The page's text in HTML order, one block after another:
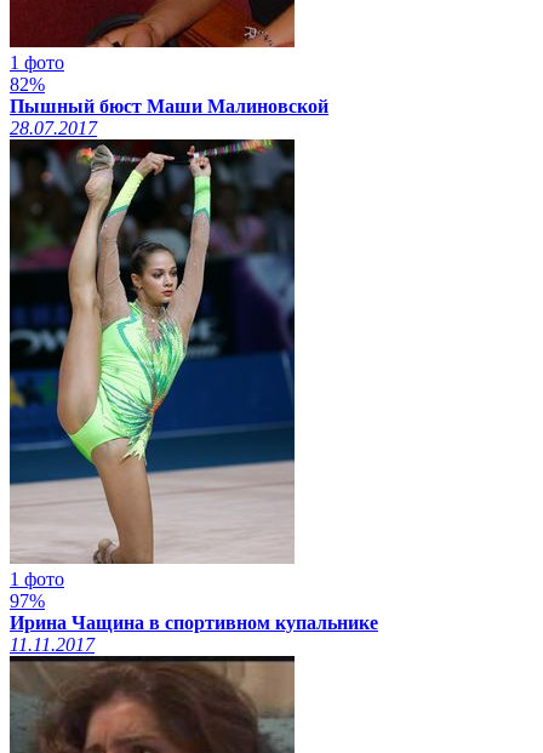
1 фото
82%
Пышный бюст Маши Малиновской
28.07.2017
1 фото
97%
Ирина Чащина в спортивном купальнике
11.11.2017